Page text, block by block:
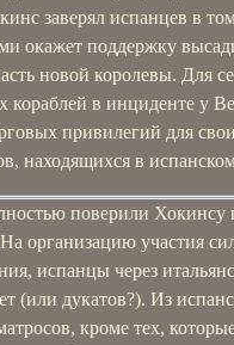
заверял испанцев в
окажет поддержку
новой королевы. Для
кораблей в инциденте у
привилегий для
находящихся в
поверили Хокинсу
организацию участия
испанцы через
(или дукатов?). Из
кроме тех,